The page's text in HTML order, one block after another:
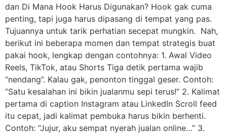
dan Di Mana Hook Harus Digunakan? Hook gak cuma
penting, tapi juga harus dipasang di tempat yang pas.
Tujuannya untuk tarik perhatian secepat mungkin. Nah,
berikut ini beberapa momen dan tempat strategis buat
pakai hook, lengkap dengan contohnya: 1. Awal Video
Reels, TikTok, atau Shorts Tiga detik pertama wajib
“nendang”. Kalau gak, penonton tinggal geser. Contoh:
“Satu kesalahan ini bikin jualanmu sepi terus!” 2. Kalimat
pertama di caption Instagram atau LinkedIn Scroll feed
itu cepat, jadi kalimat pembuka harus bikin berhenti.
Contoh: “Jujur, aku sempat nyerah jualan online…” 3.